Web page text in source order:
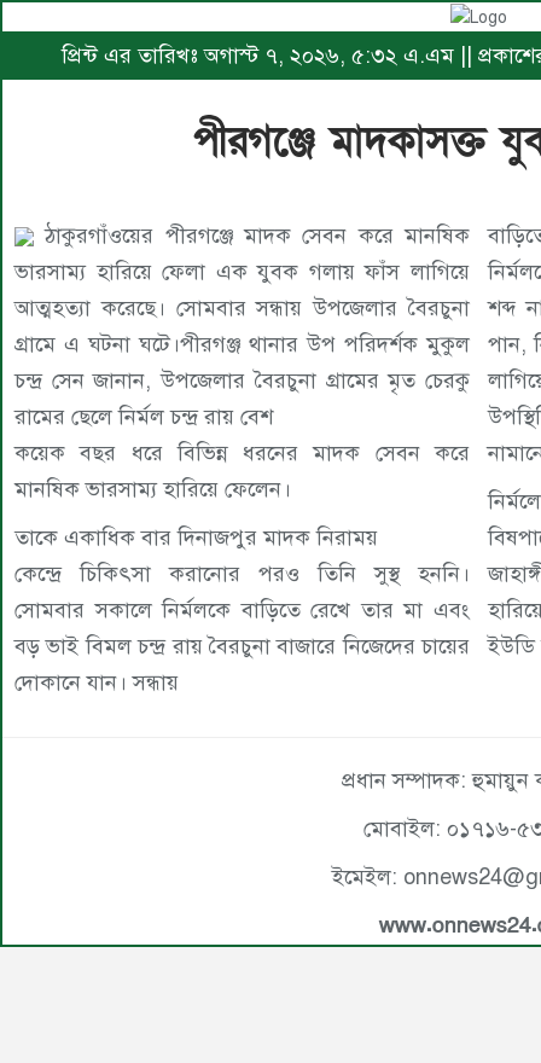
প্রিন্ট এর তারিখঃ অগাস্ট ৭, ২০২৬, ৫:৩২ এ.এম ||
পীরগঞ্জে মাদকাসক্ত
ঠাকুরগাঁওয়ের পীরগঞ্জে মাদক সেবন করে মানষিক
ভারসাম্য হারিয়ে ফেলা এক যুবক গলায় ফাঁস লাগিয়ে
আত্মহত্যা করেছে। সোমবার সন্ধায় উপজেলার বৈরচুনা
গ্রামে এ ঘটনা ঘটে।পীরগঞ্জ থানার উপ পরিদর্শক মুকুল
চন্দ্র সেন জানান, উপজেলার বৈরচুনা গ্রামের মৃত চেরকু
রামের ছেলে নির্মল চন্দ্র রায় বেশ
কয়েক বছর ধরে বিভিন্ন ধরনের মাদক সেবন করে
মানষিক ভারসাম্য হারিয়ে ফেলেন।
তাকে একাধিক বার দিনাজপুর মাদক নিরাময়
কেন্দ্রে চিকিৎসা করানোর পরও তিনি সুস্থ হননি।
সোমবার সকালে নির্মলকে বাড়িতে রেখে তার মা এবং
বড় ভাই বিমল চন্দ্র রায় বৈরচুনা বাজারে নিজেদের চায়ের
দোকানে যান। সন্ধায়
শব্দ
পান,
ইউডি
প্রধান সম্পাদক: হুমায়ুন
মোবাইল: ০১৭১৬-
ইমেইল: